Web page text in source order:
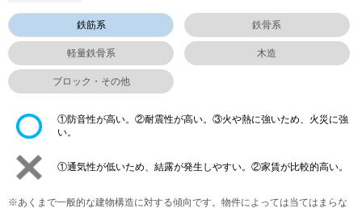
鉄筋系 鉄骨系
軽量鉄骨系 木造
ブロック・その他
①防音性が高い。②耐震性が高い。③火や熱に強いため、火災に強
い。
①通気性が低いため、結露が発生しやすい。②家賃が比較的高い。
※あくまで一般的な建物構造に対する傾向です。物件によっては当てはまらな